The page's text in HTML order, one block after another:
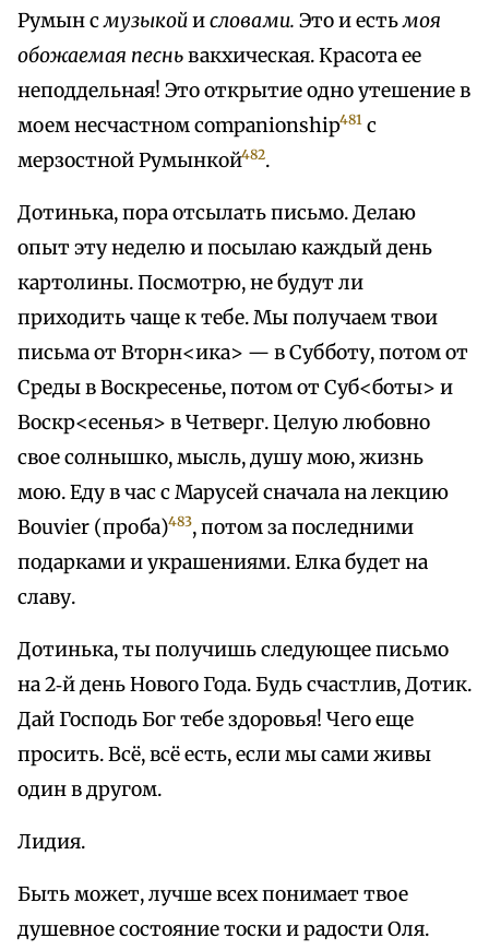
Румын смузыкойисловами. Это и естьмоя
обожаемая песньвакхическая. Красота ее
неподдельная! Это открытие одно утешение в
моем несчастном companionship481 с
мерзостной Румынкой482.
Дотинька, пора отсылать письмо. Делаю
опыт эту неделю и посылаю каждый день
картолины. Посмотрю, не будут ли
приходить чаще к тебе. Мы получаем твои
письма от Вторн<ика> — в Субботу, потом от
Среды в Воскресенье, потом от Суб<боты> и
Воскр<есенья> в Четверг. Целую любовно
свое солнышко, мысль, душу мою, жизнь
мою. Еду в час с Марусей сначала на лекцию
Bouvier (проба)483, потом за последними
подарками и украшениями. Елка будет на
славу.
Дотинька, ты получишь следующее письмо
на 2‑й день Нового Года. Будь счастлив, Дотик.
Дай Господь Бог тебе здоровья! Чего еще
просить. Всё, всё есть, если мы сами живы
один в другом.
Лидия.
Быть может, лучше всех понимает твое
душевное состояние тоски и радости Оля.